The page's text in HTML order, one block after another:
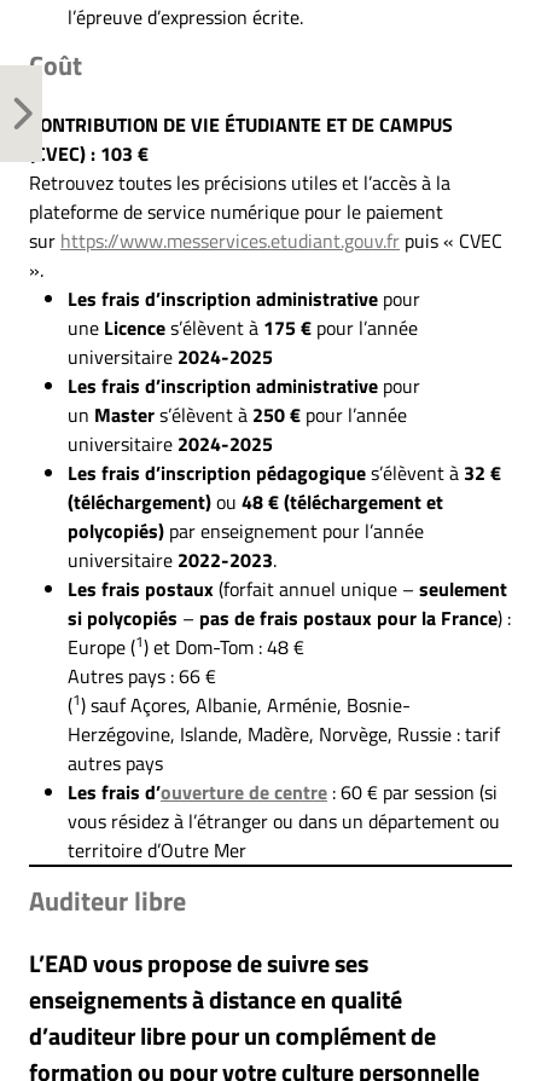
l’épreuve d’expression écrite.
Coût
CONTRIBUTION DE VIE ÉTUDIANTE ET DE CAMPUS
(CVEC) : 103 €
Retrouvez toutes les précisions utiles et l’accès à la
plateforme de service numérique pour le paiement
sur https://www.messervices.etudiant.gouv.fr puis « CVEC
».
Les frais d’inscription administrative pour
une Licences’élèvent à 175 € pour l’année
universitaire 2024-2025
Les frais d’inscription administrative pour
un Masters’élèvent à 250 € pour l’année
universitaire 2024-2025
Les frais d’inscription pédagogiques’élèvent à 32 €
(téléchargement)ou 48 € (téléchargement et
polycopiés) par enseignement pour l’année
universitaire 2022-2023.
Les frais postaux(forfait annuel unique – seulement
si polycopiés – pas de frais postaux pour la France) :
Europe (1) et Dom-Tom : 48 €
Autres pays : 66 €
(1) sauf Açores, Albanie, Arménie, Bosnie-
Herzégovine, Islande, Madère, Norvège, Russie : tarif
autres pays
Les frais d’ouverture de centre : 60 € par session (si
vous résidez à l’étranger ou dans un département ou
territoire d’Outre Mer
Auditeur libre
L’EAD vous propose de suivre ses
enseignements à distance en qualité
d’auditeur libre pour un complément de
formation ou pour votre culture personnelle